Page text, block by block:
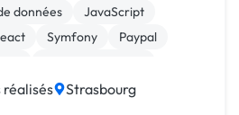
ou de plugins personnalisés
données
JavaScript
Symfony
Paypal
Strasbourg